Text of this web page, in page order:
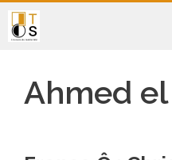
Aller
au
Ahmed